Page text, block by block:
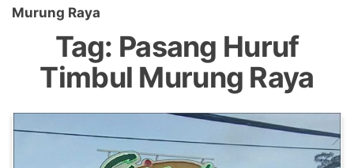
Murung Raya
Tag: Pasang Huruf
Timbul Murung Raya